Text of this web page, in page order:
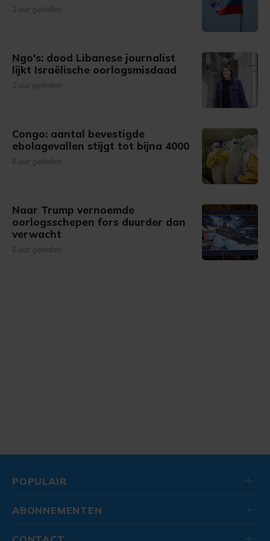
2 uur geleden
Ngo's: dood Libanese journalist
lijkt Israëlische oorlogsmisdaad
2 uur geleden
Congo: aantal bevestigde
ebolagevallen stijgt tot bijna 4000
6 uur geleden
Naar Trump vernoemde
oorlogsschepen fors duurder dan
verwacht
6 uur geleden
POPULAIR
ABONNEMENTEN